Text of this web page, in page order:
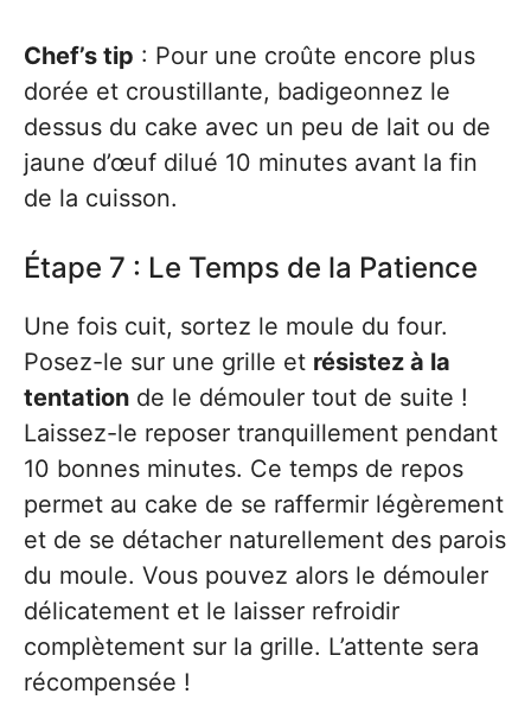
Chef’s tip : Pour une croûte encore plus
dorée et croustillante, badigeonnez le
dessus du cake avec un peu de lait ou de
jaune d’œuf dilué 10 minutes avant la fin
de la cuisson.
Étape 7 : Le Temps de la Patience
Une fois cuit, sortez le moule du four.
Posez-le sur une grille et résistez à la
tentation de le démouler tout de suite !
Laissez-le reposer tranquillement pendant
10 bonnes minutes. Ce temps de repos
permet au cake de se raffermir légèrement
et de se détacher naturellement des parois
du moule. Vous pouvez alors le démouler
délicatement et le laisser refroidir
complètement sur la grille. L’attente sera
récompensée !